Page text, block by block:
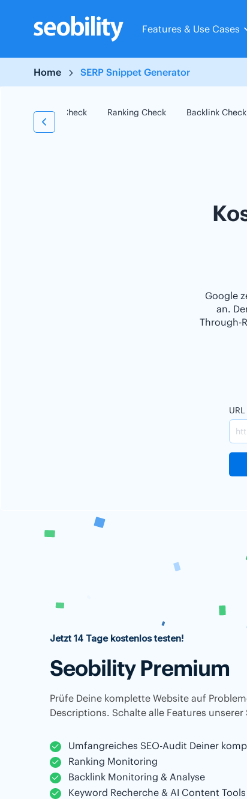
content
Features & Use Cases
Home SERP Snippet Generator
SEO Check Ranking Check Backlink Check
Google
an.
Through-
URL
Jetzt 14 Tage kostenlos testen!
Seobility Premium
Prüfe Deine komplette Website auf
Descriptions. Schalte alle Features unserer
Umfangreiches SEO-Audit Deiner
Ranking Monitoring
Backlink Monitoring & Analyse
Keyword Recherche & AI Content Tools